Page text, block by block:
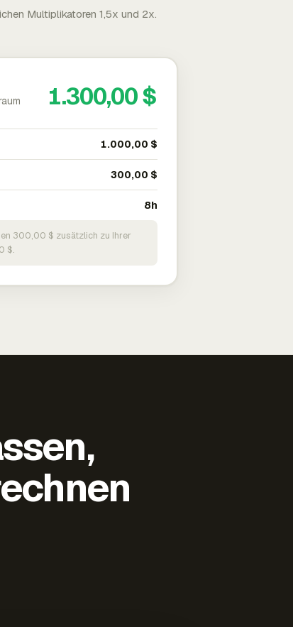
Multiplikatoren 1,5x und 2x.
1.300,00 $
1.000,00 $
300,00 $
8h
300,00 $ zusätzlich zu Ihrer
$.